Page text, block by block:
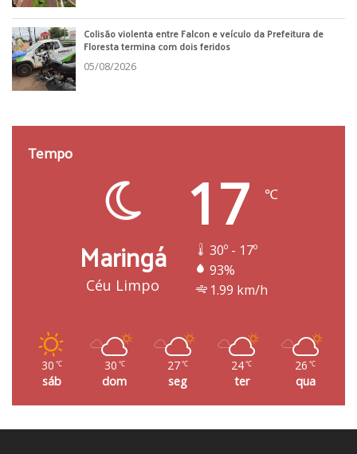
Colisão violenta entre Falcon e veículo da Prefeitura de
Floresta termina com dois feridos
05/08/2026
Tempo
Maringá
Céu Limpo
17 ℃
30º - 17º
93%
1.99 km/h
30 ℃
sáb
30 ℃
dom
27℃
seg
24℃
ter
26 ℃
qua